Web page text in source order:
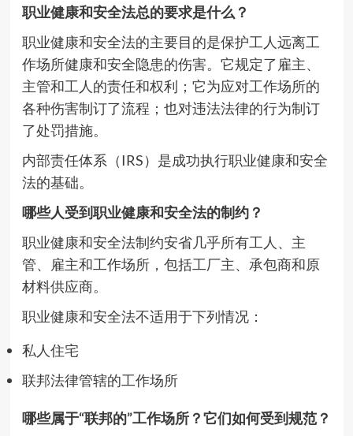
职业健康和安全法总的要求是什么？
职业健康和安全法的主要目的是保护工人远离工
作场所健康和安全隐患的伤害。它规定了雇主、
主管和工人的责任和权利；它为应对工作场所的
各种伤害制订了流程；也对违法法律的行为制订
了处罚措施。
内部责任体系（IRS）是成功执行职业健康和安全
法的基础。
哪些人受到职业健康和安全法的制约？
职业健康和安全法制约安省几乎所有工人、主
管、雇主和工作场所，包括工厂主、承包商和原
材料供应商。
职业健康和安全法不适用于下列情况：
私人住宅
联邦法律管辖的工作场所
哪些属于“联邦的”工作场所？它们如何受到规范？